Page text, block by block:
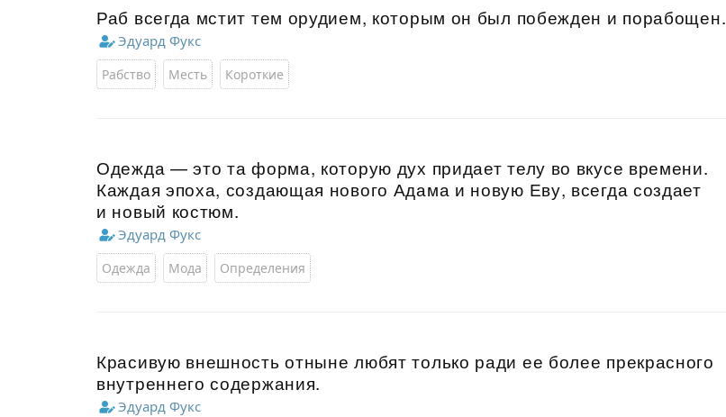
Раб всегда мстит тем орудием, которым он был побежден и порабощен.
Эдуард Фукс
Рабство Месть Короткие
Одежда — это та форма, которую дух придает телу во вкусе времени.
Каждая эпоха, создающая нового Адама и новую Еву, всегда создает
и новый костюм.
Эдуард Фукс
Одежда Мода Определения
Красивую внешность отныне любят только ради ее более прекрасного
внутреннего содержания.
Эдуард Фукс